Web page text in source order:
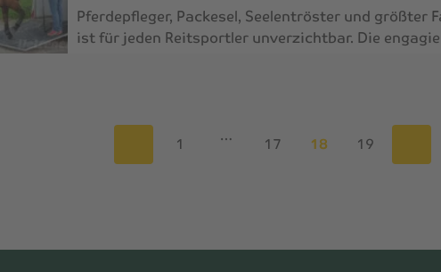
Pferdepfleger, Packesel, Seelentröster und größter
ist für jeden Reitsportler unverzichtbar. Die
1 … 17 18 19